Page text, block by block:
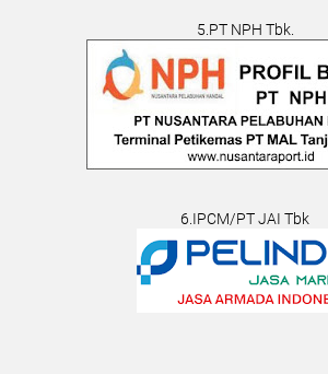
5.PT NPH Tbk.
6.IPCM/PT JAI Tbk